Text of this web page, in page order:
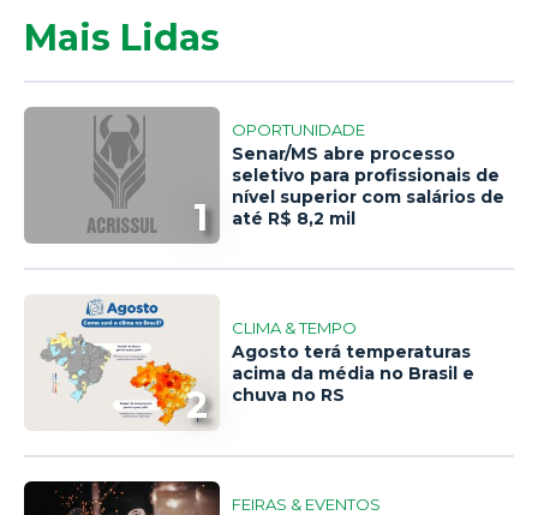
Mais Lidas
1
OPORTUNIDADE
Senar/MS abre processo
seletivo para profissionais de
nível superior com salários de
até R$ 8,2 mil
2
CLIMA & TEMPO
Agosto terá temperaturas
acima da média no Brasil e
chuva no RS
FEIRAS & EVENTOS